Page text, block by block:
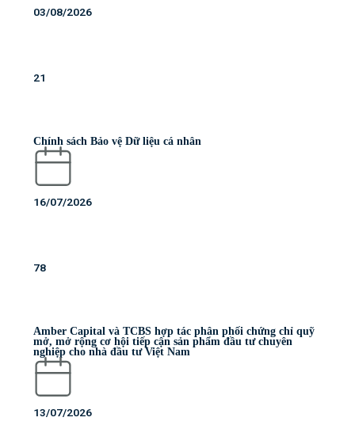
03/08/2026
21
Chính sách Bảo vệ Dữ liệu cá nhân
16/07/2026
78
Amber Capital và TCBS hợp tác phân phối chứng chỉ quỹ
mở, mở rộng cơ hội tiếp cận sản phẩm đầu tư chuyên
nghiệp cho nhà đầu tư Việt Nam
13/07/2026